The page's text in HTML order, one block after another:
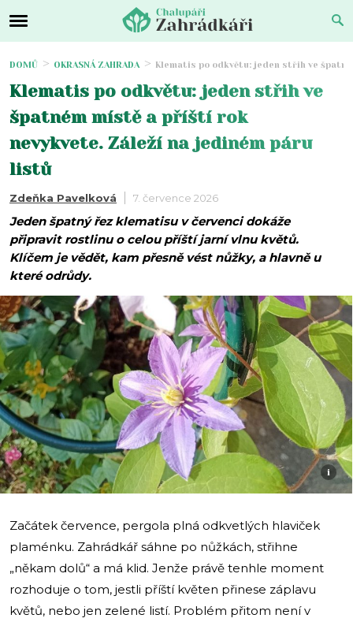
DOMŮ OKRASNÁ ZAHRADA Klematis po odkvětu: jeden střih ve
Klematis po odkvětu: jeden střih ve
špatném místě a příští rok
nevykvete. Záleží na jediném páru
listů
Zdeňka Pavelková 7. července 2026
Jeden špatný řez klematisu v červenci dokáže
připravit rostlinu o celou příští jarní vlnu květů.
Klíčem je vědět, kam přesně vést nůžky, a hlavně u
které odrůdy.
i
Začátek července, pergola plná odkvetlých hlaviček
plaménku. Zahrádkář sáhne po nůžkách, střihne
„někam dolů“ a má klid. Jenže právě tenhle moment
rozhoduje o tom, jestli příští květen přinese záplavu
květů, nebo jen zelené listí. Problém přitom není v